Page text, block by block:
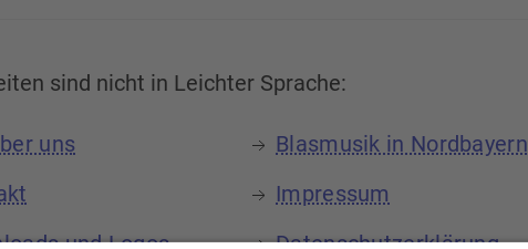
sind nicht in Leichter Sprache:
uns
und Logos
Blasmusik in Nordbayern
Impressum
Datenschutzerklärung